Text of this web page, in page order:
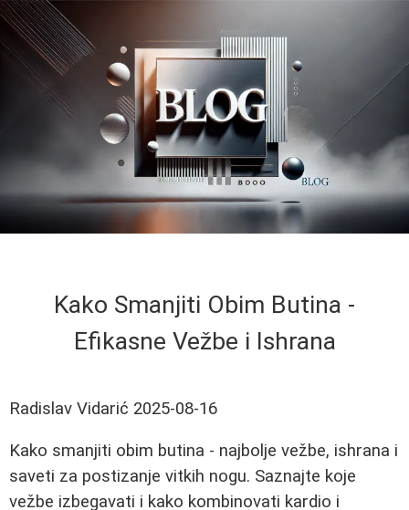
Kako Smanjiti Obim Butina -
Efikasne Vežbe i Ishrana
Radislav Vidarić 2025-08-16
Kako smanjiti obim butina - najbolje vežbe, ishrana i
saveti za postizanje vitkih nogu. Saznajte koje
vežbe izbegavati i kako kombinovati kardio i